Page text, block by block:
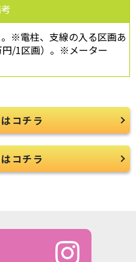
※電柱、支線の入る区画あ
/1区画）。※メーター
コチラ
コチラ